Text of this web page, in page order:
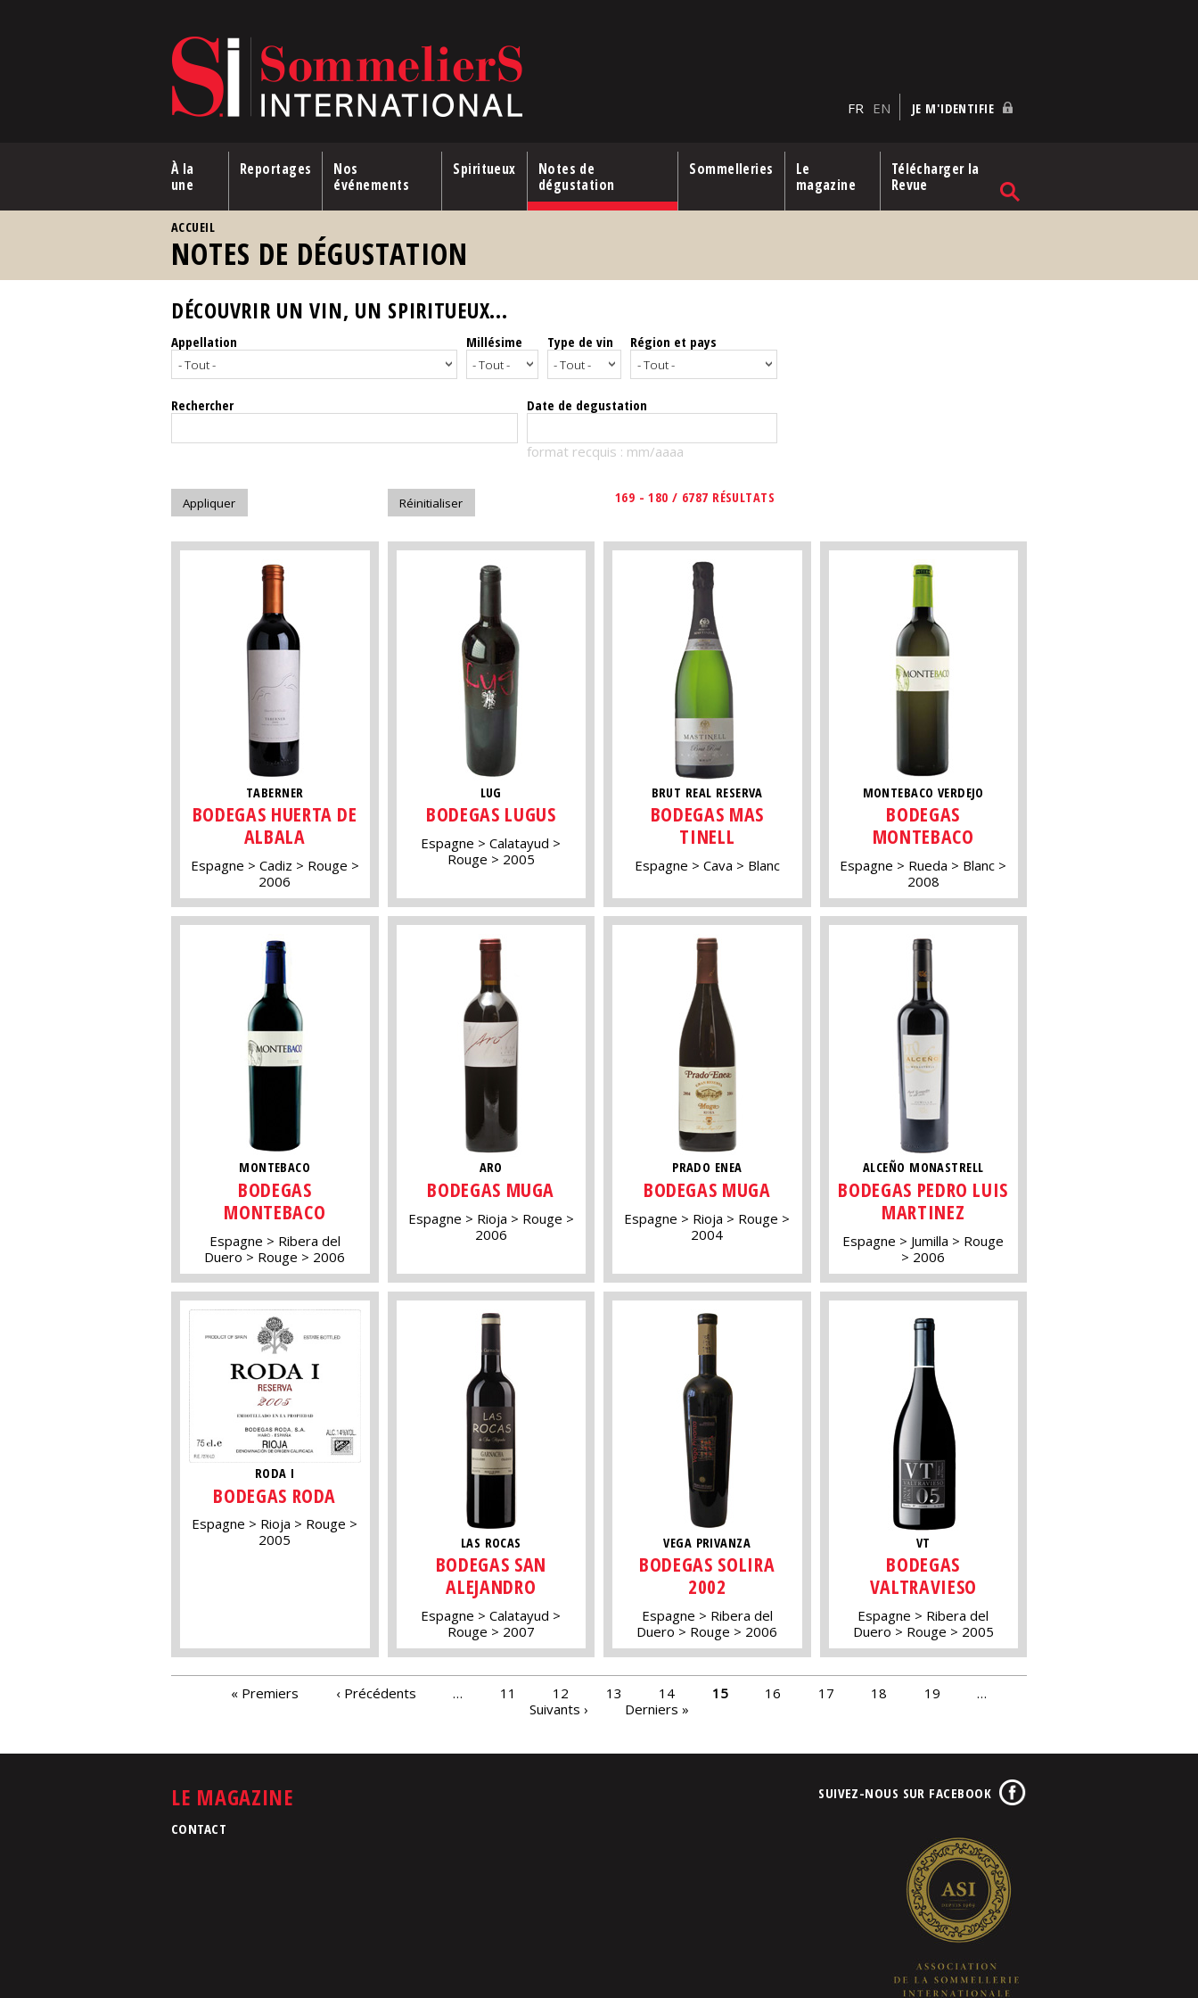
FR EN JE M'IDENTIFIE
À la
une
Reportages
Nos
événements
Spiritueux
Notes de
dégustation
Sommelleries
Le
magazine
Télécharger la
Revue
ACCUEIL
NOTES DE DÉGUSTATION
DÉCOUVRIR UN VIN, UN SPIRITUEUX...
Appellation Millésime Type de vin Région et pays
Rechercher Date de degustation
format recquis : mm/aaaa
169 - 180 / 6787 RÉSULTATS
TABERNER
BODEGAS HUERTA DE
ALBALA
Espagne Cadiz
Rouge
2006
LUG
BODEGAS LUGUS
Espagne
Calatayud
Rouge
2005
BRUT REAL RESERVA
BODEGAS MAS
TINELL
Espagne Cava Blanc
MONTEBACO VERDEJO
BODEGAS
MONTEBACO
Espagne Rueda
Blanc
2008
MONTEBACO
BODEGAS
MONTEBACO
Espagne
Ribera del
Duero
Rouge 2006
ARO
BODEGAS MUGA
Espagne Rioja
Rouge
2006
PRADO ENEA
BODEGAS MUGA
Espagne Rioja
Rouge
2004
ALCEÑO MONASTRELL
BODEGAS PEDRO LUIS
MARTINEZ
Espagne Jumilla
Rouge
2006
RODA I
BODEGAS RODA
Espagne Rioja
Rouge
2005
LAS ROCAS
BODEGAS SAN
ALEJANDRO
Espagne
Calatayud
Rouge
2007
VEGA PRIVANZA
BODEGAS SOLIRA
2002
Espagne
Ribera del
Duero
Rouge 2006
VT
BODEGAS
VALTRAVIESO
Espagne
Ribera del
Duero
Rouge 2005
« Premiers ‹ Précédents … 11 12 13 14 15 16 17 18 19
…
Suivants ›
Derniers »
LE MAGAZINE
CONTACT
SUIVEZ-NOUS SUR FACEBOOK